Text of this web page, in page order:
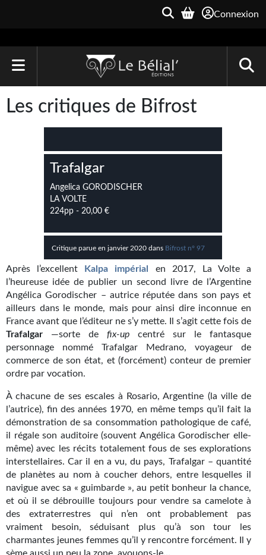
Connexion
Le Bélial'
Une Heure-Lumière
Archive du Futur
Quarante-Deux
Kvasar
Pulps
Wotan
Étoiles vives
Yellow Submarine
NUMÉRIQUE
Romans et recueils
Une Heure-Lumière
Nouvelles
Bifrost
Livres audio
Gratuit
Les critiques de Bifrost
Trafalgar
Angelica GORODISCHER
LA VOLTE
224pp - 20,00 €
Critique parue en janvier 2020 dans Bifrost n° 97
Après l’excellent Kalpa impérial
en 2017, La Volte a
l’heureuse idée de publier un second livre de l’Argentine
Angélica Gorodischer – autrice réputée dans son pays et
ailleurs dans le monde, mais pour ainsi dire inconnue en
France avant que l’éditeur ne s’y mette. Il s’agit cette fois de
Trafalgar —sorte de fix-up centré sur le fantasque
personnage nommé Trafalgar Medrano, voyageur de
commerce de son état, et (forcément) conteur de premier
ordre par vocation.
À chacune de ses escales à Rosario, Argentine (la ville de
l’autrice), fin des années 1970, en même temps qu’il fait la
démonstration de sa consommation pathologique de café,
il régale son auditoire (souvent Angélica Gorodischer elle-
même) avec les récits totalement fous de ses explorations
interstellaires. Car il en a vu, du pays, Trafalgar – quantité
de planètes au nom à coucher dehors, entre lesquelles il
navigue avec sa « guimbarde », au petit bonheur la chance,
et où il se débrouille toujours pour vendre sa camelote à
des extraterrestres qui n’en ont probablement pas
vraiment besoin, séduisant plus qu’à son tour les
charmantes jeunes femmes qu’il y rencontre forcément. Il y